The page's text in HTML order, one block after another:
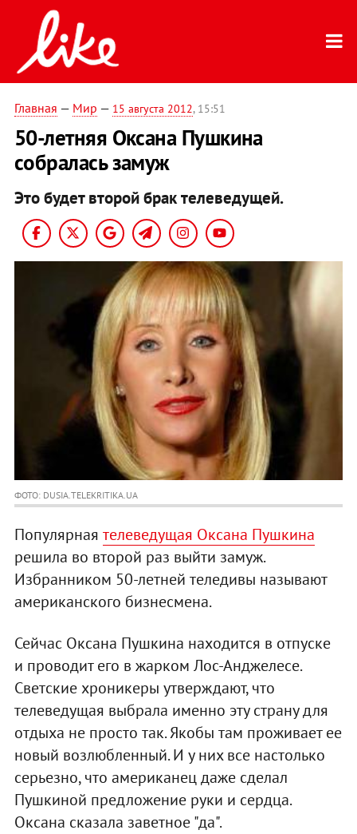
Главная — Мир — 15 августа 2012, 15:51
50-летняя Оксана Пушкина
собралась замуж
Это будет второй брак телеведущей.
ФОТО: DUSIA.TELEKRITIKA.UA
Популярная телеведущая Оксана Пушкина
решила во второй раз выйти замуж.
Избранником 50-летней теледивы называют
американского бизнесмена.
Сейчас Оксана Пушкина находится в отпуске
и проводит его в жарком Лос-Анджелесе.
Светские хроникеры утверждают, что
телеведущая выбрала именно эту страну для
отдыха не просто так. Якобы там проживает ее
новый возлюбленный. И у них все настолько
серьезно, что американец даже сделал
Пушкиной предложение руки и сердца.
Оксана сказала заветное "да".